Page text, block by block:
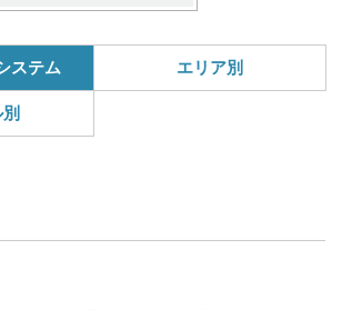
ステム エリア別